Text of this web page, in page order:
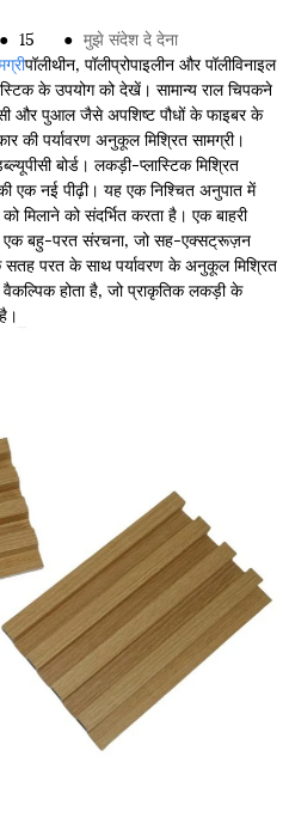
● 15 ● मुझे संदेश दे देना
पॉलीथीन, पॉलीप्रोपाइलीन और पॉलीविनाइल
के उपयोग को देखें। सामान्य राल चिपकने
और पुआल जैसे अपशिष्ट पौधों के फाइबर के
की पर्यावरण अनुकूल मिश्रित सामग्री।
बोर्ड। लकड़ी-प्लास्टिक मिश्रित
एक नई पीढ़ी। यह एक निश्चित अनुपात में
मिलाने को संदर्भित करता है। एक बाहरी
एक बहु-परत संरचना, जो सह-एक्सट्रूज़न
सतह परत के साथ पर्यावरण के अनुकूल मिश्रित
वैकल्पिक होता है, जो प्राकृतिक लकड़ी के